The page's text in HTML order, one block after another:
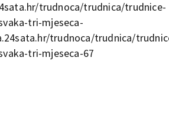
trudnoca/trudnica/trudnice-
tri-mjeseca-
trudnoca/trudnica/
tri-mjeseca-67